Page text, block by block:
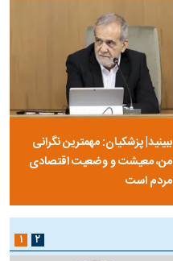
ببینید| پزشکیان: مهمترین نگرانی
من، معیشت و وضعیت اقتصادی
مردم است
۱ ۲